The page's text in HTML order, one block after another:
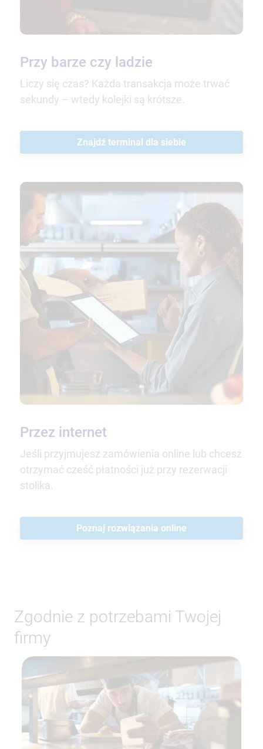
Przy barze czy ladzie
Liczy się czas? Każda transakcja może trwać
sekundy – wtedy kolejki są krótsze.
Znajdź terminal dla siebie
Przez internet
Jeśli przyjmujesz zamówienia online lub chcesz
otrzymać cześć płatności już przy rezerwacji
stolika.
Poznaj rozwiązania online
Zgodnie z potrzebami Twojej
firmy